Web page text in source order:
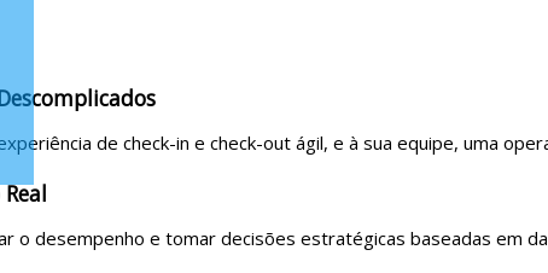
de check-in e check-out ágil, e à sua equipe, uma
o desempenho e tomar decisões estratégicas baseadas em